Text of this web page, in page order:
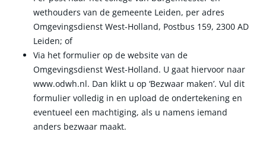
wethouders van de gemeente Leiden, per adres
Omgevingsdienst West-Holland, Postbus 159, 2300 AD
Leiden; of
Via het formulier op de website van de
Omgevingsdienst West-Holland. U gaat hiervoor naar
www.odwh.nl. Dan klikt u op ‘Bezwaar maken’. Vul dit
formulier volledig in en upload de ondertekening en
eventueel een machtiging, als u namens iemand
anders bezwaar maakt.